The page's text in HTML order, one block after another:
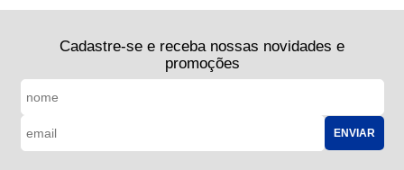
Cadastre-se e receba nossas novidades e
promoções
ENVIAR